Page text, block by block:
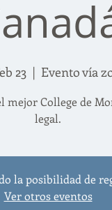
23
  |
Evento vía
mejor College de
legal.
la posibilidad de
Ver otros eventos